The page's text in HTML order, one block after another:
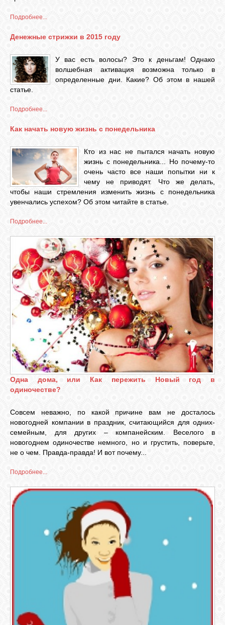
Подробнее...
Денежные стрижки в 2015 году
У вас есть волосы? Это к деньгам! Однако
волшебная активация возможна только в
определенные дни. Какие? Об этом в нашей
статье.
Подробнее...
Как начать новую жизнь с понедельника
Кто из нас не пытался начать новую
жизнь с понедельника... Но почему-то
очень часто все наши попытки ни к
чему не приводят. Что же делать,
чтобы наши стремления изменить жизнь с понедельника
увенчались успехом? Об этом читайте в статье.
Подробнее...
Одна дома, или Как пережить Новый год в
одиночестве?
Совсем неважно, по какой причине вам не досталось
новогодней компании в праздник, считающийся для одних-
семейным, для других – компанейским. Веселого в
новогоднем одиночестве немного, но и грустить, поверьте,
не о чем. Правда-правда! И вот почему...
Подробнее...